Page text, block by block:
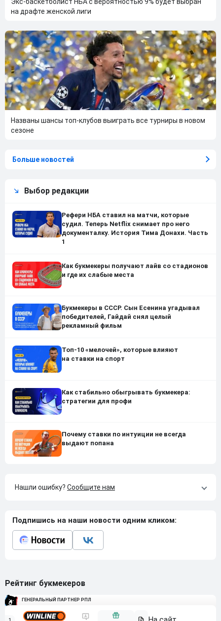
на драфте женской лиги
Названы шансы топ-клубов выиграть все турниры в новом
сезоне
Больше новостей
Выбор редакции
Рефери НБА ставил на матчи, которые
судил. Теперь Netflix снимает про него
документалку. История Тима Донахи. Часть
1
Как букмекеры получают лайв со стадионов
и где их слабые места
Букмекеры в СССР. Сын Есенина угадывал
победителей, Гайдай снял целый
рекламный фильм
Топ-10 «мелочей», которые влияют
на ставки на спорт
Как стабильно обыгрывать букмекера:
стратегии для профи
Почему ставки по интуиции не всегда
выдают попана
Нашли ошибку? Сообщите нам
Подпишись на наши новости одним кликом:
Рейтинг букмекеров
ГЕНЕРАЛЬНЫЙ ПАРТНЕР РПЛ